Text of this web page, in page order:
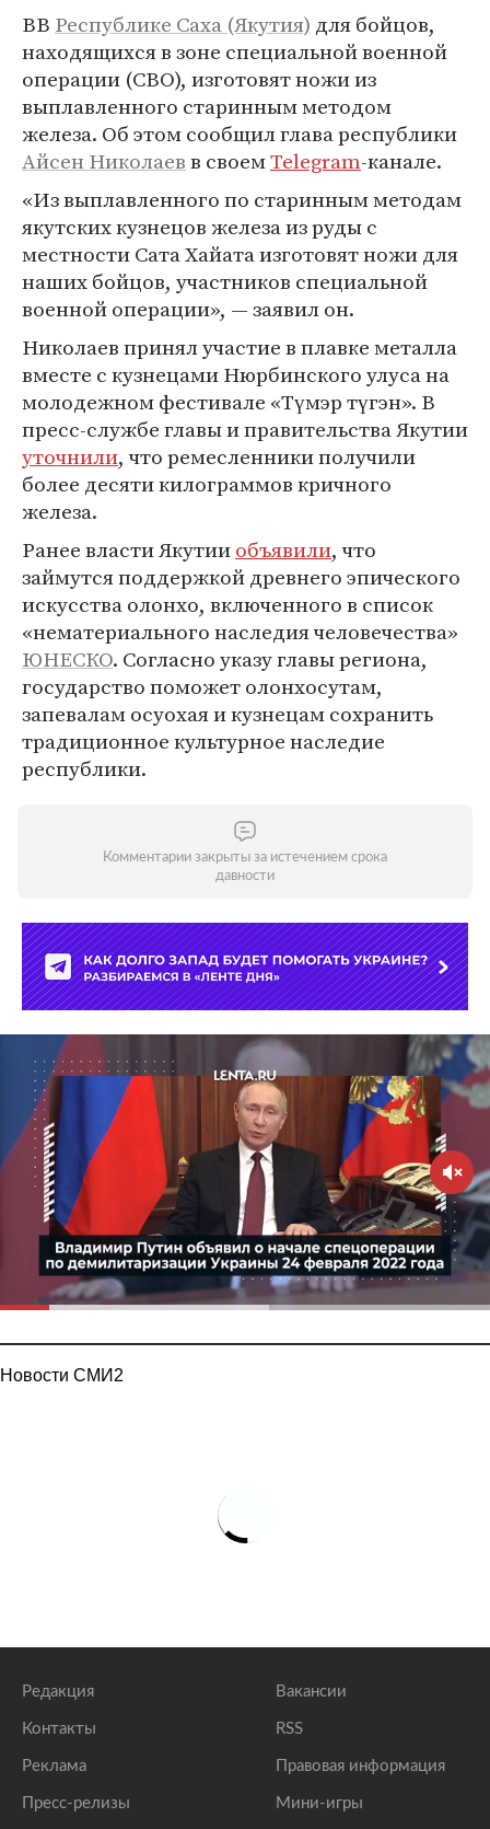
ВВ Республике Саха (Якутия) для бойцов,
находящихся в зоне специальной военной
операции (СВО), изготовят ножи из
выплавленного старинным методом
железа. Об этом сообщил глава республики
Айсен Николаевв своемTelegram-канале.
«Из выплавленного по старинным методам
якутских кузнецов железа из руды с
местности Сата Хайата изготовят ножи для
наших бойцов, участников специальной
военной операции», — заявил он.
Николаев принял участие в плавке металла
вместе с кузнецами Нюрбинского улуса на
молодежном фестивале «Түмэр түгэн». В
пресс-службе главы и правительства Якутии
уточнили, что ремесленники получили
более десяти килограммов кричного
железа.
Ранее власти Якутииобъявили, что
займутся поддержкой древнего эпического
искусства олонхо, включенного в список
«нематериального наследия человечества»
ЮНЕСКО. Согласно указу главы региона,
государство поможет олонхосутам,
запевалам осуохая и кузнецам сохранить
традиционное культурное наследие
республики.
Комментарии закрыты за истечением срока
давности
Новости СМИ2
Редакция
Контакты
Реклама
Пресс-релизы
Вакансии
RSS
Правовая информация
Мини-игры